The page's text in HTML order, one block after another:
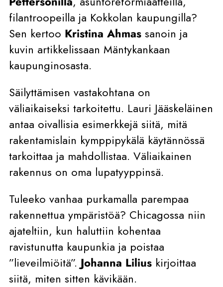
filantroopeilla ja Kokkolan kaupungilla?
Sen kertoo Kristina Ahmas sanoin ja
kuvin artikkelissaan Mäntykankaan
kaupunginosasta.
Säilyttämisen vastakohtana on
väliaikaiseksi tarkoitettu. Lauri Jääskeläinen
antaa oivallisia esimerkkejä siitä, mitä
rakentamislain kymppipykälä käytännössä
tarkoittaa ja mahdollistaa. Väliaikainen
rakennus on oma lupatyyppinsä.
Tuleeko vanhaa purkamalla parempaa
rakennettua ympäristöä? Chicagossa niin
ajateltiin, kun haluttiin kohentaa
ravistunutta kaupunkia ja poistaa
”lieveilmiöitä”. Johanna Lilius kirjoittaa
siitä, miten sitten kävikään.